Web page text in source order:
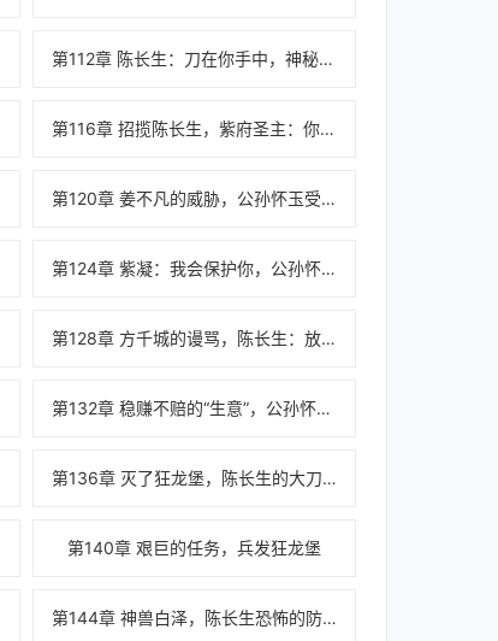
第112章 陈长生：刀在你手中，神秘的瑶光圣子
第116章 招揽陈长生，紫府圣主：你不是我喜欢的类型
第120章 姜不凡的威胁，公孙怀玉受伤
第124章 紫凝：我会保护你，公孙怀玉的成长
第128章 方千城的谩骂，陈长生：放心，杀不光
第132章 稳赚不赔的“生意”，公孙怀玉的幸福生活
第136章 灭了狂龙堡，陈长生的大刀阔斧
第140章 艰巨的任务，兵发狂龙堡
第144章 神兽白泽，陈长生恐怖的防御力